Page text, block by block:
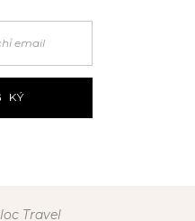
Travel